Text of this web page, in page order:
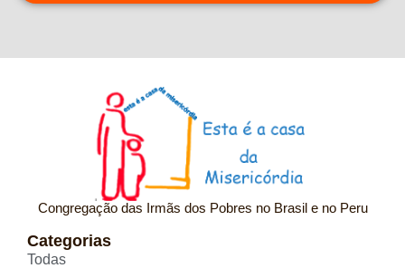
Congregação das Irmãs dos Pobres no Brasil e no Peru
Categorias
Todas